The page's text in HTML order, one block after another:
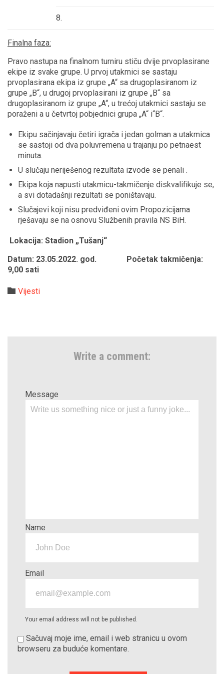
8.
Finalna faza:
Pravo nastupa na finalnom turniru stiču dvije prvoplasirane
ekipe iz svake grupe. U prvoj utakmici se sastaju
prvoplasirana ekipa iz grupe „A“ sa drugoplasiranom iz
grupe „B“, u drugoj prvoplasirani iz grupe „B“ sa
drugoplasiranom iz grupe „A“, u trećoj utakmici sastaju se
poraženi a u četvrtoj pobjednici grupa „A“ i“B“.
Ekipu sačinjavaju četiri igrača i jedan golman a utakmica
se sastoji od dva poluvremena u trajanju po petnaest
minuta.
U slučaju neriješenog rezultata izvode se penali .
Ekipa koja napusti utakmicu-takmičenje diskvalifikuje se,
a svi dotadašnji rezultati se poništavaju.
Slučajevi koji nisu predviđeni ovim Propozicijama
rješavaju se na osnovu Službenih pravila NS BiH.
Lokacija: Stadion „Tušanj“
Datum: 23.05.2022. god.
Početak takmičenja:
9,00 sati
 Category
Vijesti
Write a comment:
Message
Name
Email
Your email address will not be published.
Sačuvaj moje ime, email i web stranicu u ovom
browseru za buduće komentare.